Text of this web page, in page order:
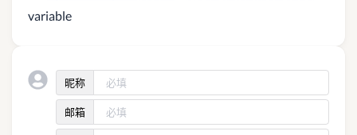
variable
昵称
邮箱